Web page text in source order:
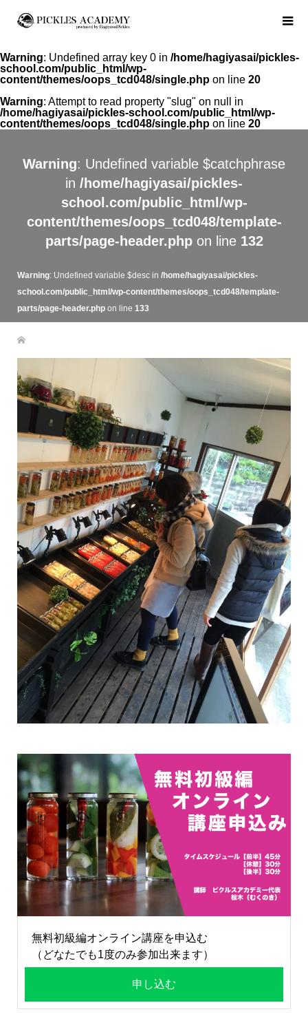
Warning: Undefined array key 0 in /home/hagiyasai/pickles-
school.com/public_html/wp-
content/themes/oops_tcd048/single.php on line 20
Warning: Attempt to read property "slug" on null in
/home/hagiyasai/pickles-school.com/public_html/wp-
content/themes/oops_tcd048/single.php on line 20
Warning: Undefined variable $catchphrase
in /home/hagiyasai/pickles-
school.com/public_html/wp-
content/themes/oops_tcd048/template-
parts/page-header.phpon line 132
Warning: Undefined variable $desc in /home/hagiyasai/pickles-
school.com/public_html/wp-content/themes/oops_tcd048/template-
parts/page-header.phpon line 133
無料初級編オンライン講座を申込む
（どなたでも1度のみ参加出来ます）
申し込む